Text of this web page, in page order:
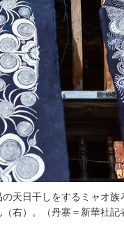
天日干しをするミャオ
右）。（丹寨＝新華社記